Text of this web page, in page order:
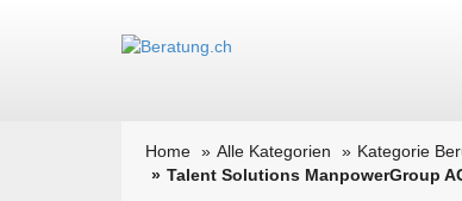
Home Alle Kategorien
Kategorie
Talent Solutions ManpowerGroup